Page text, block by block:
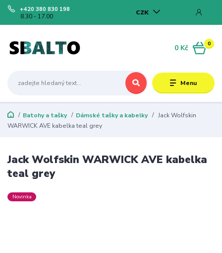
Menu
CZK
+420 380 830 198
8.30 - 17.00
0
0 Kč
Batohy a tašky Dámské tašky a kabelky
Jack Wolfskin
WARWICK AVE kabelka teal grey
Jack Wolfskin WARWICK AVE kabelka
teal grey
Novinka